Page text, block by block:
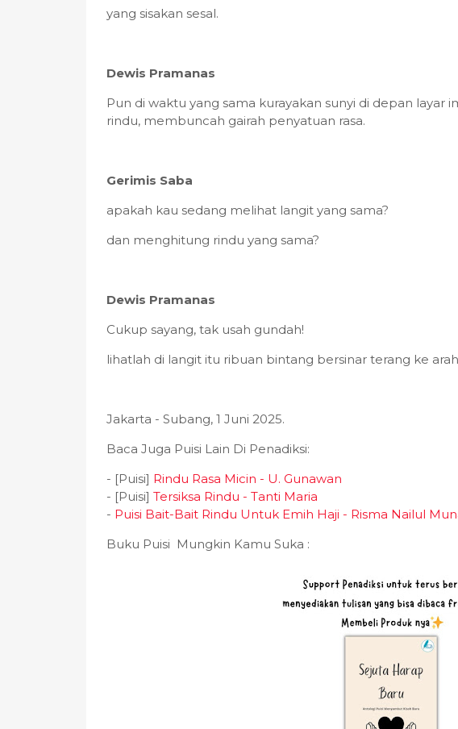
yang sisakan sesal.
Dewis Pramanas
Pun di waktu yang sama kurayakan sunyi di depan layar
rindu, membuncah gairah penyatuan rasa.
Gerimis Saba
apakah kau sedang melihat langit yang sama?
dan menghitung rindu yang sama?
Dewis Pramanas
Cukup sayang, tak usah gundah!
lihatlah di langit itu ribuan bintang bersinar terang ke
Jakarta - Subang, 1 Juni 2025.
Baca Juga Puisi Lain Di Penadiksi:
- [Puisi] Rindu Rasa Micin - U. Gunawan
- [Puisi] Tersiksa Rindu - Tanti Maria
- Puisi Bait-Bait Rindu Untuk Emih Haji - Risma Nailul
Buku Puisi Mungkin Kamu Suka :